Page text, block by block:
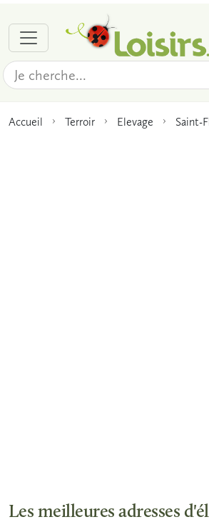
Accueil Terroir Elevage Saint-
Les meilleures adresses